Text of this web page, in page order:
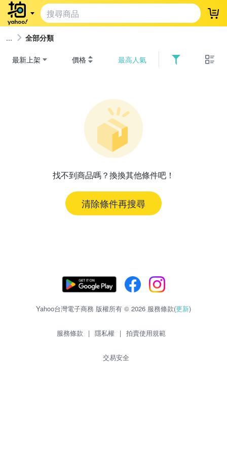
登
全部分類
最新上架 價格 最高人氣
找不到商品嗎？換換其他條件吧！
清除條件再搜尋
Yahoo台灣電子商務 版權所有 © 2026 服務條款(更新)
服務條款 | 隱私權 | 拍賣使用規範
交易安全